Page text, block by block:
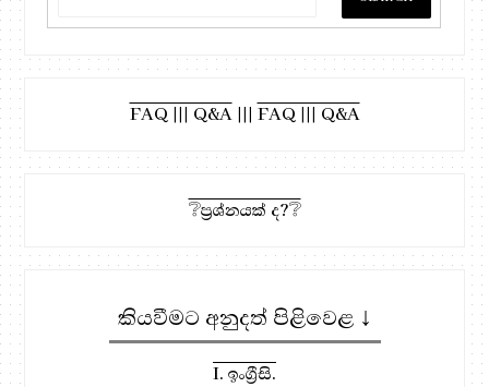
FAQ ||| Q&A||| FAQ ||| Q&A
❔ප්‍රශ්නයක් ද?❔
කියවීමට අනුදත් පිළිවෙළ ↓
I. ඉංග්‍රීසි.